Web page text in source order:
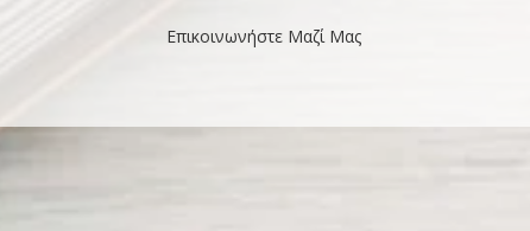
Επικοινωνήστε Μαζί Μας